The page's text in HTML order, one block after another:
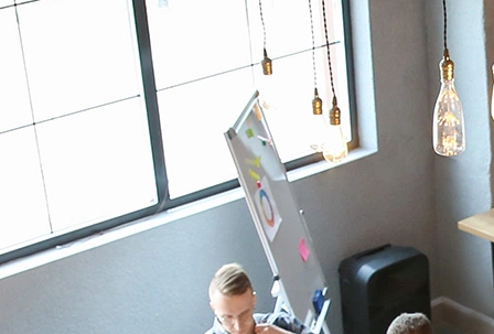
Ecrivez-nous
sales@adeunis.com
Nous reviendrons vers vous rapidement
Remplissez le formulaire
Contactez-nous
Rapide à remplir et vite envoyé